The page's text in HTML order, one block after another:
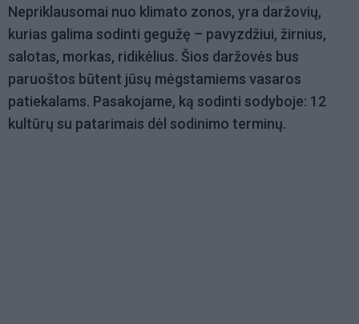
Nepriklausomai nuo klimato zonos, yra daržovių,
kurias galima sodinti gegužę – pavyzdžiui, žirnius,
salotas, morkas, ridikėlius. Šios daržovės bus
paruoštos būtent jūsų mėgstamiems vasaros
patiekalams. Pasakojame, ką sodinti sodyboje: 12
kultūrų su patarimais dėl sodinimo terminų.